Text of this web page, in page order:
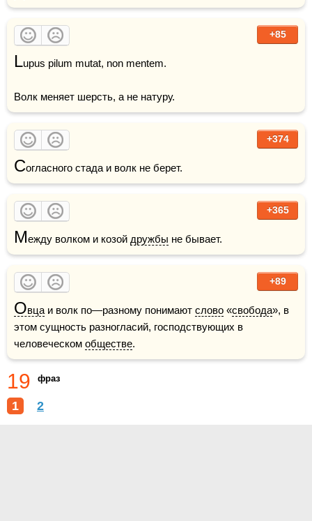
+85
Lupus pilum mutat, non mentem.
Волк меняет шерсть, а не натуру.
+374
Согласного стада и волк не берет.
+365
Между волком и козой дружбы не бывает.
+89
Овца и волк по—разному понимают слово «свобода», в
этом сущность разногласий, господствующих в
человеческом обществе.
19 фраз
1 2